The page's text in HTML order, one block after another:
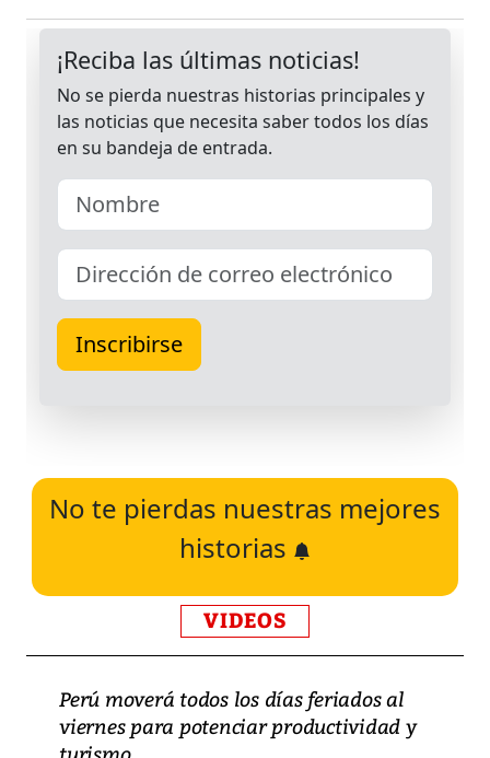
No te pierdas nuestras mejores
historias
VIDEOS
Perú moverá todos los días feriados al
viernes para potenciar productividad y